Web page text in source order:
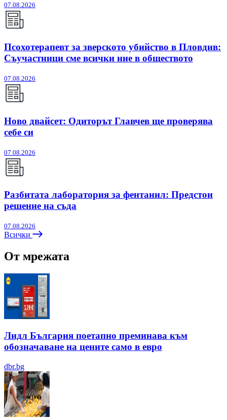
07.08.2026
Псохотерапевт за зверското убийство в Пловдив:
Съучастници сме всички ние в обществото
07.08.2026
Ново двайсет: Одиторът Главчев ще проверява
себе си
07.08.2026
Разбитата лаборатория за фентанил: Предстои
решение на съда
07.08.2026
Всички
От мрежата
Лидл България поетапно преминава към
обозначаване на цените само в евро
dbr.bg